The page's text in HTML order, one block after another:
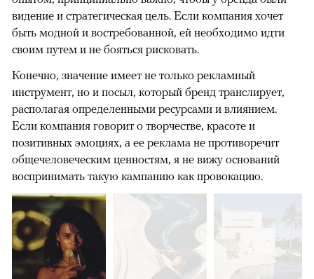
видение и стратегическая цель. Если компания хочет
быть модной и востребованной, ей необходимо идти
своим путем и не бояться рисковать.
Конечно, значение имеет не только рекламный
инструмент, но и посыл, который бренд транслирует,
располагая определенными ресурсами и влиянием.
Если компания говорит о творчестве, красоте и
позитивных эмоциях, а ее реклама не противоречит
общечеловеческим ценностям, я не вижу оснований
воспринимать такую кампанию как провокацию.